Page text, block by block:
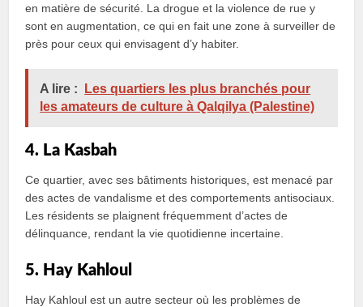
en matière de sécurité. La drogue et la violence de rue y
sont en augmentation, ce qui en fait une zone à surveiller de
près pour ceux qui envisagent d’y habiter.
A lire :
Les quartiers les plus branchés pour
les amateurs de culture à Qalqilya (Palestine)
4. La Kasbah
Ce quartier, avec ses bâtiments historiques, est menacé par
des actes de vandalisme et des comportements antisociaux.
Les résidents se plaignent fréquemment d’actes de
délinquance, rendant la vie quotidienne incertaine.
5. Hay Kahloul
Hay Kahloul est un autre secteur où les problèmes de